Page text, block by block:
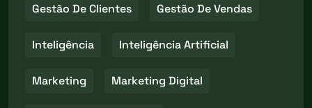
Gestão De Clientes Gestão De Vendas
Inteligência Inteligência Artificial
Marketing Marketing Digital